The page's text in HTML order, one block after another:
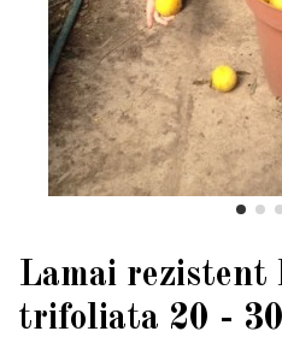
Lamai
trifoliata 20 -